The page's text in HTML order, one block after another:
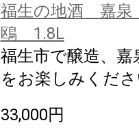
福生の地酒 嘉
鴎 1.8L
福生市で醸造、
をお楽しみくだ
33,000円